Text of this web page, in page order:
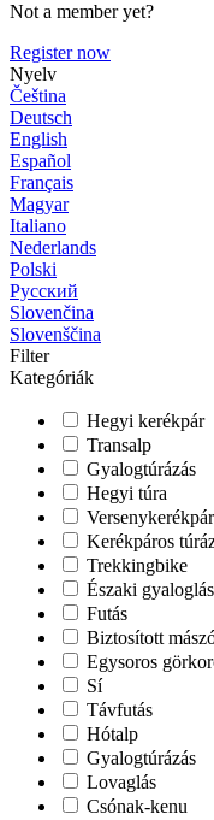
Not a member yet?
Register now
Nyelv
Čeština
Deutsch
English
Español
Français
Magyar
Italiano
Nederlands
Polski
Русский
Slovenčina
Slovenščina
Filter
Kategóriák
Hegyi kerékpár
Transalp
Gyalogtúrázás
Hegyi túra
Versenykerékpár
Kerékpáros
Trekkingbike
Északi gyaloglás
Futás
Biztosított
Egysoros
Sí
Távfutás
Hótalp
Gyalogtúrázás
Lovaglás
Csónak-kenu